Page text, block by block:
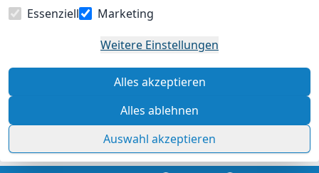
Artikel abgegeben
Rechtliche Hinweise – Klicken Sie hier für weitere
Essenziell
Marketing
Weitere Einstellungen
Alles akzeptieren
Alles ablehnen
Auswahl akzeptieren